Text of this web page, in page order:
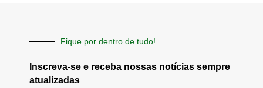
Fique por dentro de tudo!
Inscreva-se e receba nossas notícias sempre
atualizadas